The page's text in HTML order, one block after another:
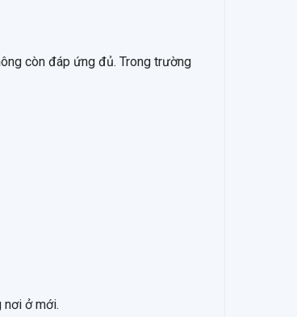
còn đáp ứng đủ. Trong trường
nơi ở mới.